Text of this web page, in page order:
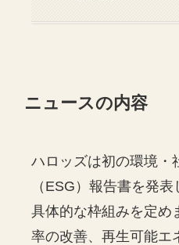
ニュースの内容
ハロッズは初の環境・
（ESG）報告書を発
具体的な枠組みを定め
率の改善、再生可能エ